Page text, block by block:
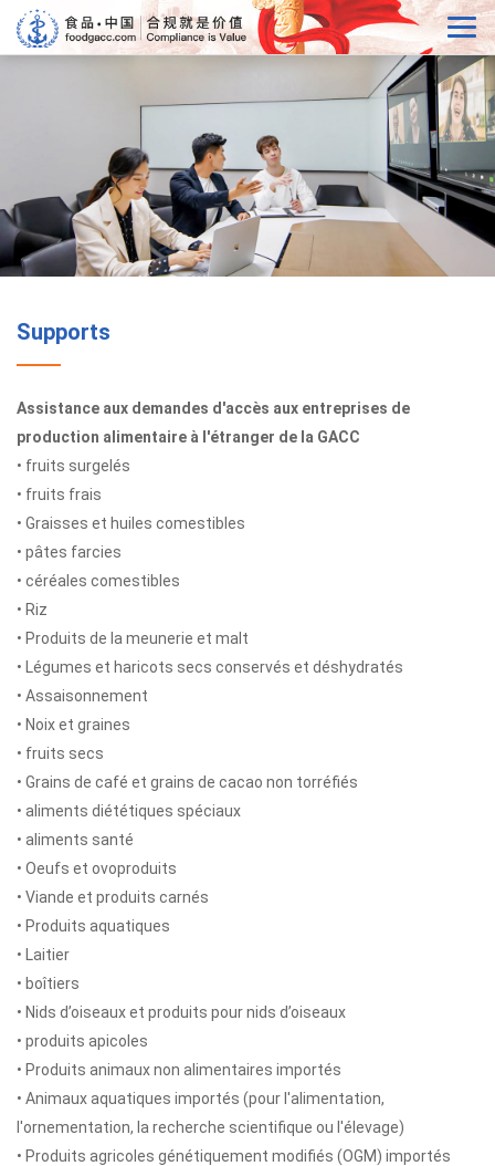
Supports
Assistance aux demandes d'accès aux entreprises de
production alimentaire à l'étranger de la GACC
• fruits surgelés
• fruits frais
• Graisses et huiles comestibles
• pâtes farcies
• céréales comestibles
• Riz
• Produits de la meunerie et malt
• Légumes et haricots secs conservés et déshydratés
• Assaisonnement
• Noix et graines
• fruits secs
• Grains de café et grains de cacao non torréfiés
• aliments diététiques spéciaux
• aliments santé
• Oeufs et ovoproduits
• Viande et produits carnés
• Produits aquatiques
• Laitier
• boîtiers
• Nids d’oiseaux et produits pour nids d’oiseaux
• produits apicoles
• Produits animaux non alimentaires importés
• Animaux aquatiques importés (pour l'alimentation,
l'ornementation, la recherche scientifique ou l'élevage)
• Produits agricoles génétiquement modifiés (OGM) importés